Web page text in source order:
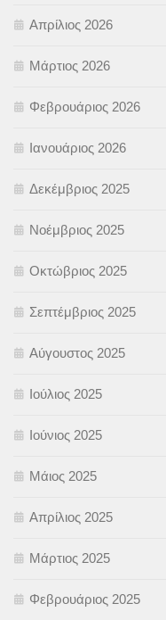
Απρίλιος 2026
Μάρτιος 2026
Φεβρουάριος 2026
Ιανουάριος 2026
Δεκέμβριος 2025
Νοέμβριος 2025
Οκτώβριος 2025
Σεπτέμβριος 2025
Αύγουστος 2025
Ιούλιος 2025
Ιούνιος 2025
Μάιος 2025
Απρίλιος 2025
Μάρτιος 2025
Φεβρουάριος 2025